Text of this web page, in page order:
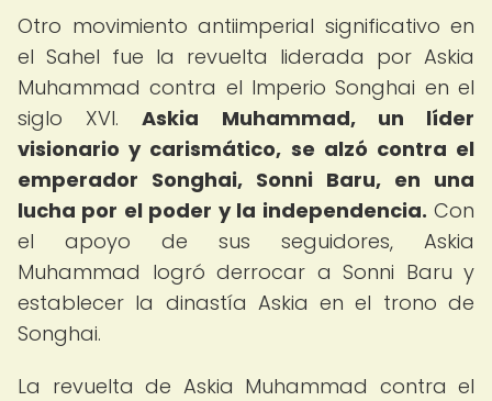
Otro movimiento antiimperial significativo en
el Sahel fue la revuelta liderada por Askia
Muhammad contra el Imperio Songhai en el
siglo XVI.Askia Muhammad, un líder
visionario y carismático, se alzó contra el
emperador Songhai, Sonni Baru, en una
lucha por el poder y la independencia. Con
el apoyo de sus seguidores, Askia
Muhammad logró derrocar a Sonni Baru y
establecer la dinastía Askia en el trono de
Songhai.
La revuelta de Askia Muhammad contra el